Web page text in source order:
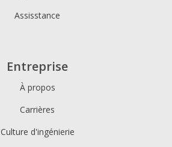
Assisstance
Entreprise
À propos
Carrières
Culture d'ingénierie